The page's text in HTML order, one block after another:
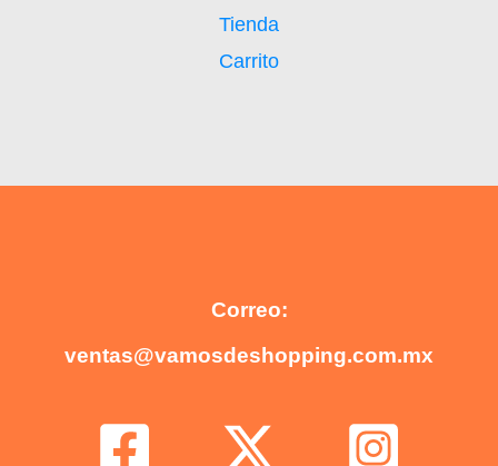
Tienda
Carrito
Correo:
ventas@vamosdeshopping.com.mx